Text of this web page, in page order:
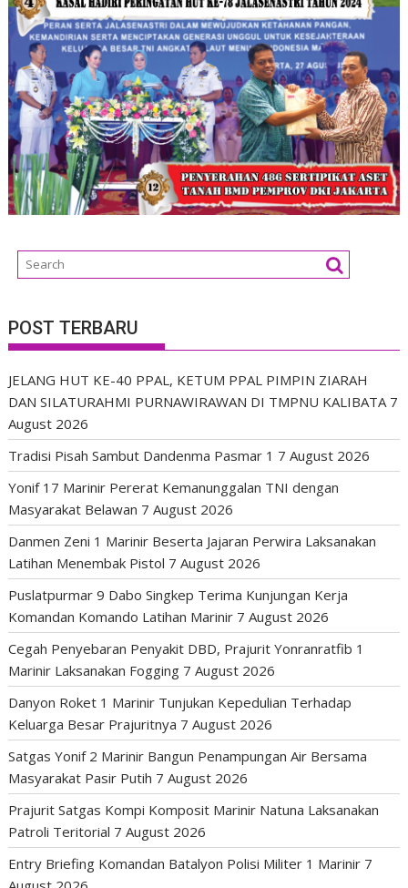
POST TERBARU
JELANG HUT KE-40 PPAL, KETUM PPAL PIMPIN ZIARAH
DAN SILATURAHMI PURNAWIRAWAN DI TMPNU KALIBATA 7
August 2026
Tradisi Pisah Sambut Dandenma Pasmar 1 7 August 2026
Yonif 17 Marinir Pererat Kemanunggalan TNI dengan
Masyarakat Belawan 7 August 2026
Danmen Zeni 1 Marinir Beserta Jajaran Perwira Laksanakan
Latihan Menembak Pistol 7 August 2026
Puslatpurmar 9 Dabo Singkep Terima Kunjungan Kerja
Komandan Komando Latihan Marinir 7 August 2026
Cegah Penyebaran Penyakit DBD, Prajurit Yonranratfib 1
Marinir Laksanakan Fogging 7 August 2026
Danyon Roket 1 Marinir Tunjukan Kepedulian Terhadap
Keluarga Besar Prajuritnya 7 August 2026
Satgas Yonif 2 Marinir Bangun Penampungan Air Bersama
Masyarakat Pasir Putih 7 August 2026
Prajurit Satgas Kompi Komposit Marinir Natuna Laksanakan
Patroli Teritorial 7 August 2026
Entry Briefing Komandan Batalyon Polisi Militer 1 Marinir 7